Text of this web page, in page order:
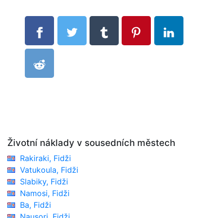
Životní náklady v sousedních městech
Rakiraki, Fidži
Vatukoula, Fidži
Slabiky, Fidži
Namosi, Fidži
Ba, Fidži